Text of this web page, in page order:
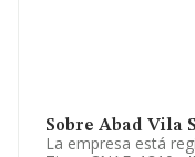
Sobre Abad Vila
La empresa está